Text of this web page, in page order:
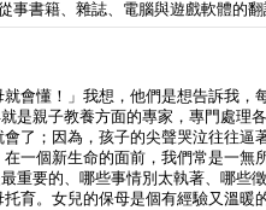
書籍、雜誌、電腦與遊戲軟體的翻
會懂！」我想，他們是想告訴我
親子教養方面的專家，專門處理
了；因為，孩子的尖聲哭泣往往
一個新生命的面前，我們常是一
要的、哪些事情別太執著、哪些
。女兒的保母是個有經驗又溫暖